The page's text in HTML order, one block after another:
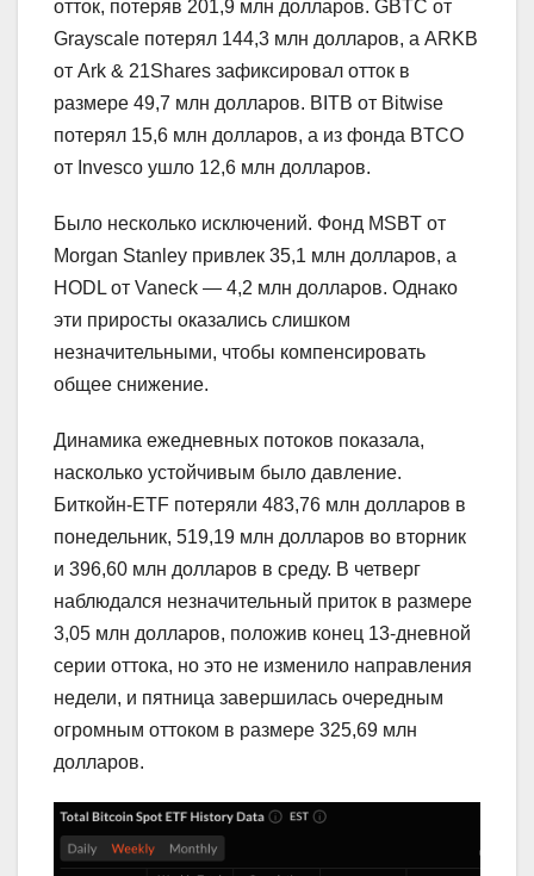
отток, потеряв 201,9 млн долларов. GBTC от
Grayscale потерял 144,3 млн долларов, а ARKB
от Ark & 21Shares зафиксировал отток в
размере 49,7 млн долларов. BITB от Bitwise
потерял 15,6 млн долларов, а из фонда BTCO
от Invesco ушло 12,6 млн долларов.
Было несколько исключений. Фонд MSBT от
Morgan Stanley привлек 35,1 млн долларов, а
HODL от Vaneck — 4,2 млн долларов. Однако
эти приросты оказались слишком
незначительными, чтобы компенсировать
общее снижение.
Динамика ежедневных потоков показала,
насколько устойчивым было давление.
Биткойн-ETF потеряли 483,76 млн долларов в
понедельник, 519,19 млн долларов во вторник
и 396,60 млн долларов в среду. В четверг
наблюдался незначительный приток в размере
3,05 млн долларов, положив конец 13-дневной
серии оттока, но это не изменило направления
недели, и пятница завершилась очередным
огромным оттоком в размере 325,69 млн
долларов.